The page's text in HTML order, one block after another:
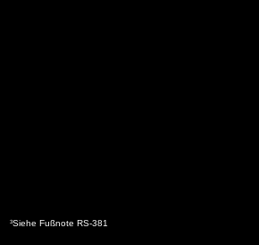
3Siehe Fußnote RS-381